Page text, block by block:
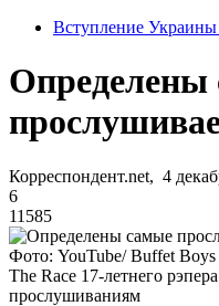
Вступление
Определены
Корреспондент.net, 4
6
11585
Фото: YouTube/ Buffet Boys
The Race 17-летнего
прослушиваниям